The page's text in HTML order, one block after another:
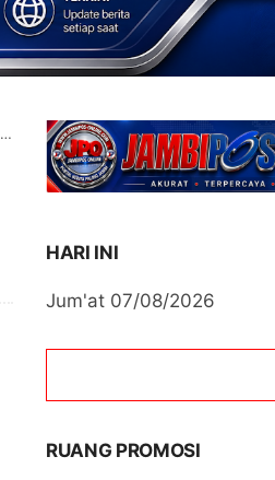
HARI INI
Jum'at 07/08/2026
RUANG PROMOSI